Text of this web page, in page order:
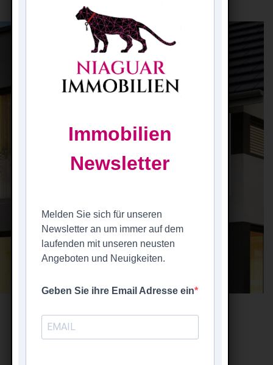
Mietangebote
Immobilien
Newsletter
Melden Sie sich für unseren
Newsletter an um immer auf dem
laufenden mit unseren neusten
Angeboten und Neuigkeiten.
Geben Sie ihre Email Adresse ein